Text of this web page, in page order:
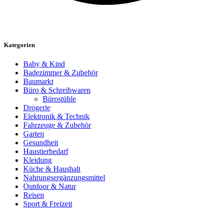
Kategorien
Baby & Kind
Badezimmer & Zubehör
Baumarkt
Büro & Schreibwaren
Bürostühle
Drogerie
Elektronik & Technik
Fahrzeuge & Zubehör
Garten
Gesundheit
Haustierbedarf
Kleidung
Küche & Haushalt
Nahrungsergänzungsmittel
Outdoor & Natur
Reisen
Sport & Freizeit